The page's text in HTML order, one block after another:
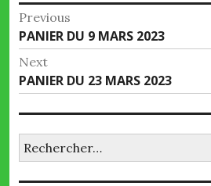
Navigation
de
l’article
Previous
Previous
post:
PANIER DU 9 MARS 2023
Next
Next
post:
PANIER DU 23 MARS 2023